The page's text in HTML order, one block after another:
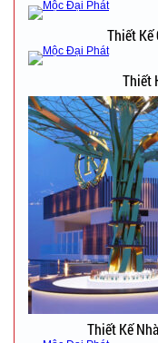
Thiết Kế
Thiết
Thiết Kế